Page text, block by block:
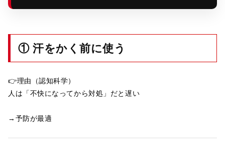
① 汗をかく前に使う
👉理由（認知科学）
人は「不快になってから対処」だと遅い
→予防が最適